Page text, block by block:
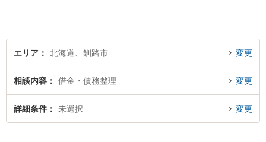
エリア 北海道、釧路市 変更
相談内容 借金・債務整理 変更
詳細条件 未選択 変更